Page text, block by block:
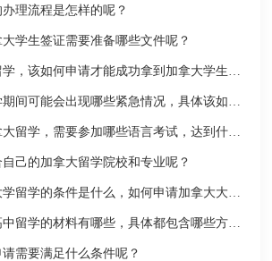
理流程是怎样的呢？
学生签证需要准备哪些文件呢？
该如何申请才能成功拿到加拿大学生签证呢？
会出现哪些紧急情况，具体该如何去处理这些紧急情况呢？
，需要参加哪些语言考试，达到什么水平才能申请呢？
己的加拿大留学院校和专业呢？
是什么，如何申请加拿大大学留学，留学的费用及签证申请流程是什么？
留学的材料有哪些，具体都包含哪些方面呢？
需要满足什么条件呢？